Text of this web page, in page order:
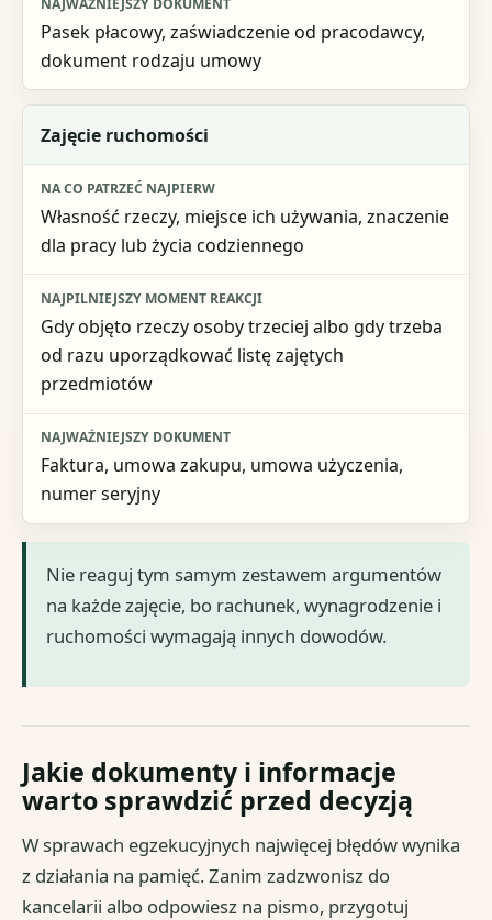
Pasek płacowy, zaświadczenie od pracodawcy,
dokument rodzaju umowy
Zajęcie ruchomości
Własność rzeczy, miejsce ich używania, znaczenie
dla pracy lub życia codziennego
Gdy objęto rzeczy osoby trzeciej albo gdy trzeba
od razu uporządkować listę zajętych
przedmiotów
Faktura, umowa zakupu, umowa użyczenia,
numer seryjny
Nie reaguj tym samym zestawem argumentów
na każde zajęcie, bo rachunek, wynagrodzenie i
ruchomości wymagają innych dowodów.
Jakie dokumenty i informacje
warto sprawdzić przed decyzją
W sprawach egzekucyjnych najwięcej błędów wynika
z działania na pamięć. Zanim zadzwonisz do
kancelarii albo odpowiesz na pismo, przygotuj